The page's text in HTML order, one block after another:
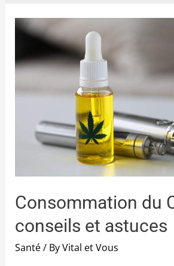
Consommation du
conseils et astuces
Santé/ ByVital et Vous